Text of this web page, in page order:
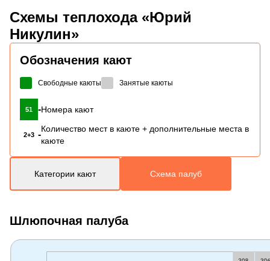
Схемы теплохода «Юрий
Никулин»
Обозначения кают
Свободные каюты Занятые каюты
51 -Номера кают
2+3 -
Количество мест в каюте + дополнительные места в
каюте
Категории кают Схема палуб
Шлюпочная палуба